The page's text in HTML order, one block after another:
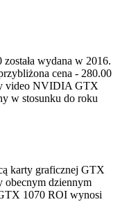
wydana w 2016.
cena - 280.00
video NVIDIA GTX
w stosunku do roku
karty graficznej GTX
obecnym dziennym
1070 ROI wynosi